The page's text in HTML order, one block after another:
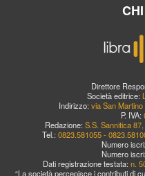
Direttore
Società editrice:
Indirizzo: via San
P. IVA:
Redazione: S.S. Sannitica
Tel.: 0823.581055 -
Numero
Numero
Dati registrazione testata: n.
“La società percepisce i contributi di